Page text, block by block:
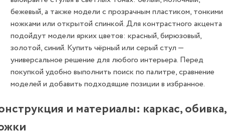
бежевый, а также модели с прозрачным пластиком, тонкими
ножками или открытой спинкой. Для контрастного акцента
подойдут модели ярких цветов: красный, бирюзовый,
золотой, синий. Купить чёрный или серый стул —
универсальное решение для любого интерьера. Перед
покупкой удобно выполнить поиск по палитре, сравнение
моделей и добавить подходящие позиции в избранное.
и материалы: каркас, обивка,